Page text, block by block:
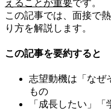
えることが重要です。
この記事では、面接で
り方を解説します。
この記事を要約すると
志望動機は「なぜ
もの
「成長したい」